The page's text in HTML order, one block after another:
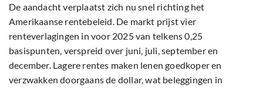
De aandacht verplaatst zich nu snel richting het
Amerikaanse rentebeleid. De markt prijst vier
renteverlagingen in voor 2025 van telkens 0,25
basispunten, verspreid over juni, juli, september en
december. Lagere rentes maken lenen goedkoper en
verzwakken doorgaans de dollar, wat beleggingen in